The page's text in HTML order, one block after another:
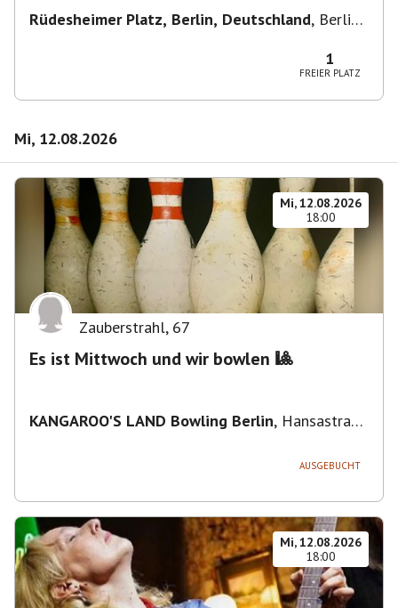
Rüdesheimer Platz, Berlin, Deutschland, Berlin-
1
FREIER PLATZ
Mi, 12.08.2026
Mi, 12.08.2026
18:00
Zauberstrahl, 67
Es ist Mittwoch und wir bowlen 🎱
KANGAROO'S LAND Bowling Berlin, Hansastraße
AUSGEBUCHT
Mi, 12.08.2026
18:00